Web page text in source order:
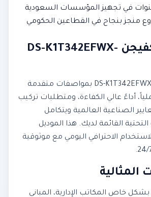
500 مشروع منجز بنجاح في القطاعين الحكومي
مميزات هيكفيجن DS-K1T342EFWX-
يأتي هيكفيجن DS-K1T342EFWX-EN بمواصفات متقدمة
أداءً عالي الكفاءة، ومتطلبات تركيب
الصناعية العالمية ويتكامل
القائمة لديك. هذا الموديل
الاحترافي اليومي مع موثوقية
المثالية
خاص المكاتب الإدارية، المباني